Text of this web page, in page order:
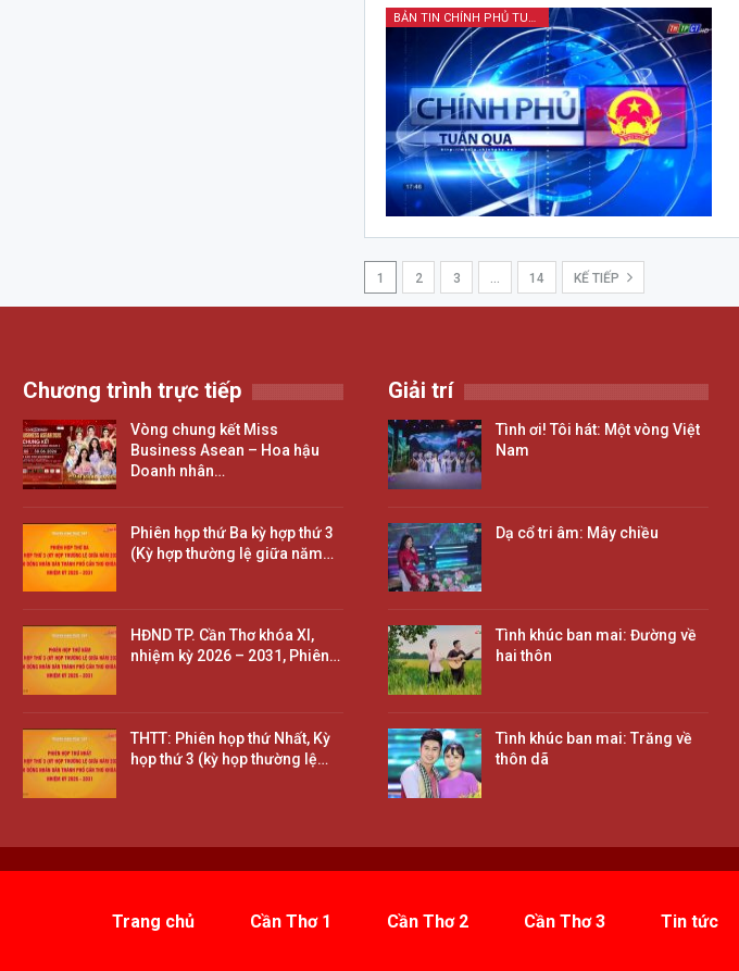
1 2 3 14 KẾ TIẾP
Chương trình trực tiếp
Vòng chung kết Miss
Business Asean – Hoa hậu
Doanh nhân…
Phiên họp thứ Ba kỳ hợp thứ 3
(Kỳ hợp thường lệ giữa năm…
HĐND TP. Cần Thơ khóa XI,
nhiệm kỳ 2026 – 2031, Phiên…
THTT: Phiên họp thứ Nhất, Kỳ
họp thứ 3 (kỳ họp thường lệ…
Giải trí
Tình ơi! Tôi hát: Một vòng Việt
Nam
Dạ cổ tri âm: Mây chiều
Tình khúc ban mai: Đường về
hai thôn
Tình khúc ban mai: Trăng về
thôn dã
Trang chủ Cần Thơ 1 Cần Thơ 2 Cần Thơ 3 Tin tức